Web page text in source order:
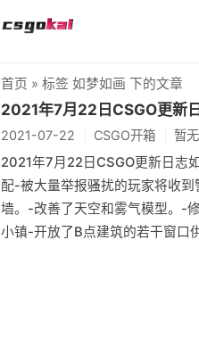
首页 » 标签 如梦如画 下的文章
2021年7月22日CSGO更新
2021-07-22 CSGO开箱 暂
2021年7月22日CSGO更新日志
配-被大量举报骚扰的玩家将收
墙。-改善了天空和雾气模型。-
小镇-开放了B点建筑的若干窗口